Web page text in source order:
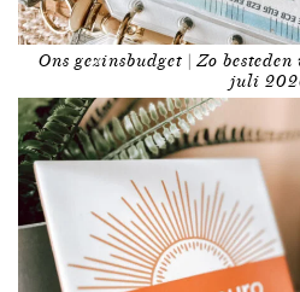
Ons gezinsbudget | Zo
juli